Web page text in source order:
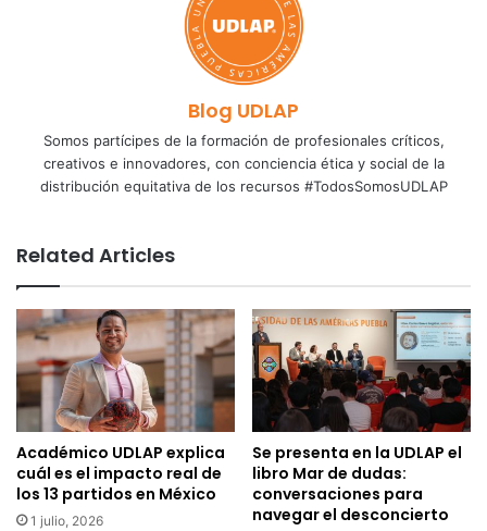
Blog UDLAP
Somos partícipes de la formación de profesionales críticos,
creativos e innovadores, con conciencia ética y social de la
distribución equitativa de los recursos #TodosSomosUDLAP
Related Articles
Académico UDLAP explica
cuál es el impacto real de
los 13 partidos en México
1 julio, 2026
Se presenta en la UDLAP el
libro Mar de dudas:
conversaciones para
navegar el desconcierto